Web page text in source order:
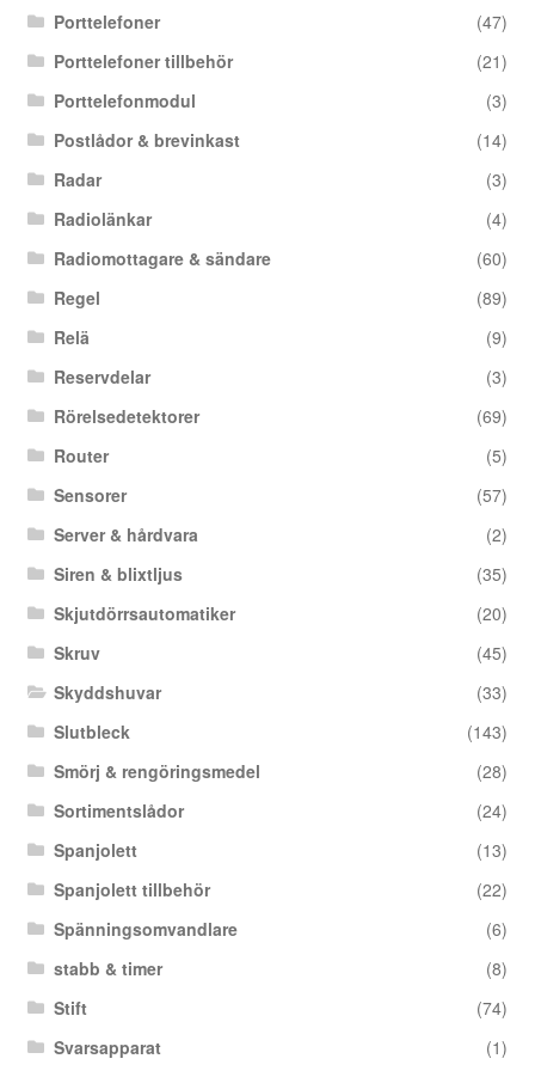
Porttelefoner
(47)
Porttelefoner tillbehör
(21)
Porttelefonmodul
(3)
Postlådor & brevinkast
(14)
Radar
(3)
Radiolänkar
(4)
Radiomottagare & sändare
(60)
Regel
(89)
Relä
(9)
Reservdelar
(3)
Rörelsedetektorer
(69)
Router
(5)
Sensorer
(57)
Server & hårdvara
(2)
Siren & blixtljus
(35)
Skjutdörrsautomatiker
(20)
Skruv
(45)
Skyddshuvar
(33)
Slutbleck
(143)
Smörj & rengöringsmedel
(28)
Sortimentslådor
(24)
Spanjolett
(13)
Spanjolett tillbehör
(22)
Spänningsomvandlare
(6)
stabb & timer
(8)
Stift
(74)
Svarsapparat
(1)